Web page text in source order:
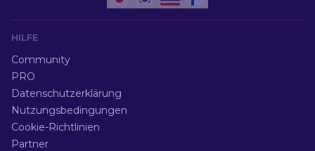
HILFE
Community
PRO
Datenschutzerklärung
Nutzungsbedingungen
Cookie-Richtlinien
Partner